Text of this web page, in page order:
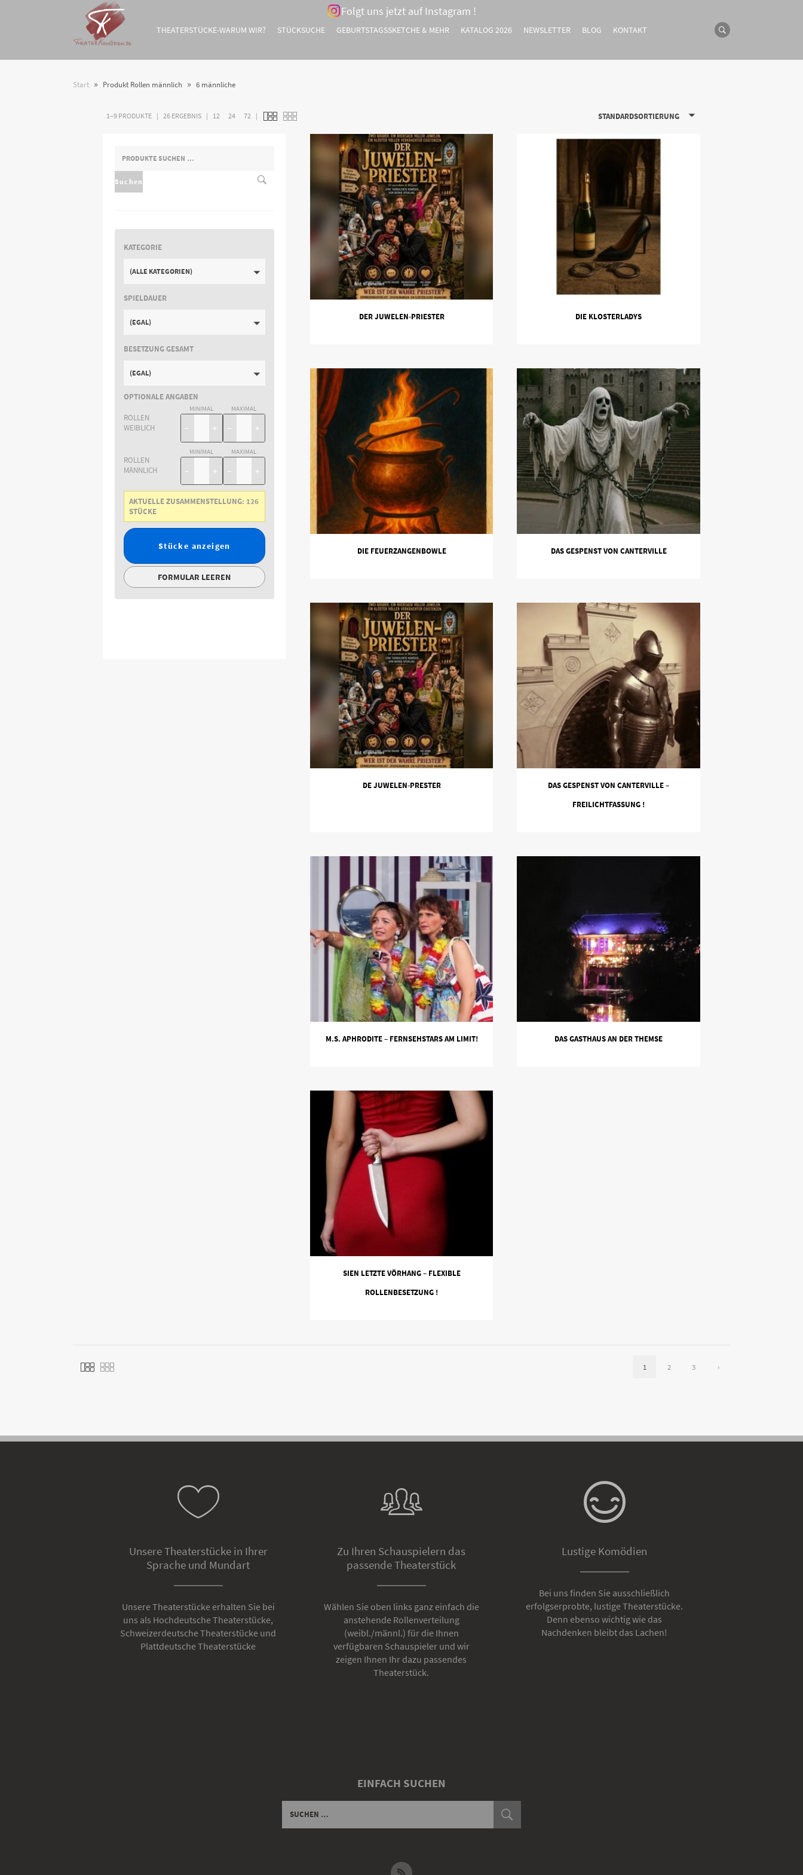
Folgt uns jetzt auf Instagram !
THEATERSTÜCKE-WARUM WIR? STÜCKSUCHE GEBURTSTAGSSKETCHE & MEHR KATALOG 2026 NEWSLETTER BLOG KONTAKT
Start » Produkt Rollen männlich » 6 männliche
1–9 PRODUKTE 26 ERGEBNIS 12 24 72 STANDARDSORTIERUNG
DER JUWELEN-PRIESTER DIE KLOSTERLADYS
DIE FEUERZANGENBOWLE DAS GESPENST VON CANTERVILLE
DE JUWELEN-PRESTER
DAS GESPENST VON CANTERVILLE –
FREILICHTFASSUNG !
M.S. APHRODITE – FERNSEHSTARS AM LIMIT! DAS GASTHAUS AN DER THEMSE
SIEN LETZTE VÖRHANG – FLEXIBLE
ROLLENBESETZUNG !
SUCHEN
NACH:
Suchen
KATEGORIE
(ALLE KATEGORIEN)
SPIELDAUER
(EGAL)
BESETZUNG GESAMT
(EGAL)
OPTIONALE ANGABEN
ROLLEN
WEIBLICH
MINIMAL
− +
MAXIMAL
− +
ROLLEN
MÄNNLICH
MINIMAL
− +
MAXIMAL
− +
AKTUELLE ZUSAMMENSTELLUNG: 126
STÜCKE
Stücke anzeigen
FORMULAR LEEREN
1 2 3 ›
Unsere Theaterstücke in Ihrer
Sprache und Mundart
Unsere Theaterstücke erhalten Sie bei
uns als Hochdeutsche Theaterstücke,
Schweizerdeutsche Theaterstücke und
Plattdeutsche Theaterstücke
Zu Ihren Schauspielern das
passende Theaterstück
Wählen Sie oben links ganz einfach die
anstehende Rollenverteilung
(weibl./männl.) für die Ihnen
verfügbaren Schauspieler und wir
zeigen Ihnen Ihr dazu passendes
Theaterstück.
Lustige Komödien
Bei uns finden Sie ausschließlich
erfolgserprobte, lustige Theaterstücke.
Denn ebenso wichtig wie das
Nachdenken bleibt das Lachen!
EINFACH SUCHEN